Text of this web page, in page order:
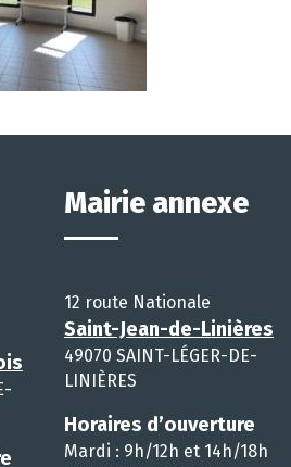
Mairie annexe
12 route Nationale
Saint-Jean-de-Linières
49070 SAINT-LÉGER-DE-
LINIÈRES
Horaires d’ouverture
Mardi : 9h/12h et 14h/18h